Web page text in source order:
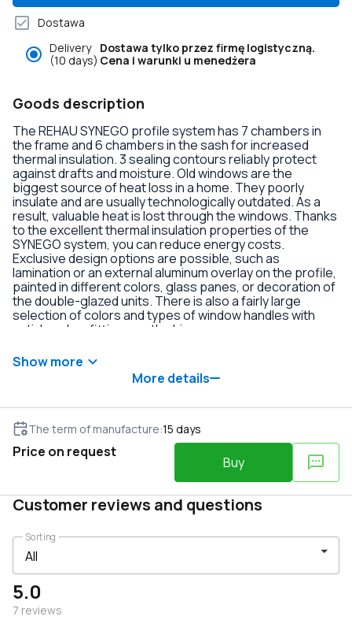
Dostawa
Delivery
(10 days)
Dostawa tylko przez firmę logistyczną.
Cena i warunki u menedżera
Goods description
The REHAU SYNEGO profile system has 7 chambers in
the frame and 6 chambers in the sash for increased
thermal insulation. 3 sealing contours reliably protect
against drafts and moisture. Old windows are the
biggest source of heat loss in a home. They poorly
insulate and are usually technologically outdated. As a
result, valuable heat is lost through the windows. Thanks
to the excellent thermal insulation properties of the
SYNEGO system, you can reduce energy costs.
Exclusive design options are possible, such as
lamination or an external aluminum overlay on the profile,
painted in different colors, glass panes, or decoration of
the double-glazed units. There is also a fairly large
selection of colors and types of window handles with
anti-burglary fittings on the hinges.
Show more
More details
The term of manufacture:15 days
Price on request
Buy
Customer reviews and questions
5.0
7 reviews
Sorting